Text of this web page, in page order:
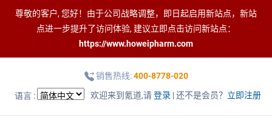
尊敬的客户, 您好！由于公司战略调整，即日起启用新站点，新站
点进一步提升了访问体验, 建议立即点击访问新站点：
https://www.howeipharm.com
销售热线:400-8778-020
语言 : 欢迎来到氪道,请登录| 还不是会员？ 立即注册